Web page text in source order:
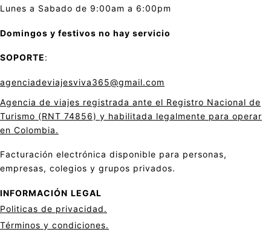
Lunes a Sabado de 9:00am a 6:00pm
Domingos y festivos no hay servicio
SOPORTE:
agenciadeviajesviva365@gmail.com
Agencia de viajes registrada ante el Registro Nacional de
Turismo (RNT 74856) y habilitada legalmente para operar
en Colombia.
Facturación electrónica disponible para personas,
empresas, colegios y grupos privados.
INFORMACIÓN LEGAL
Politicas de privacidad.
Términos y condiciones.